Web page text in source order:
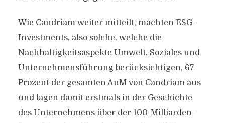
Wie Candriam weiter mitteilt, machten ESG-
Investments, also solche, welche die
Nachhaltigkeitsaspekte Umwelt, Soziales und
Unternehmensführung berücksichtigen, 67
Prozent der gesamten AuM von Candriam aus
und lagen damit erstmals in der Geschichte
des Unternehmens über der 100-Milliarden-